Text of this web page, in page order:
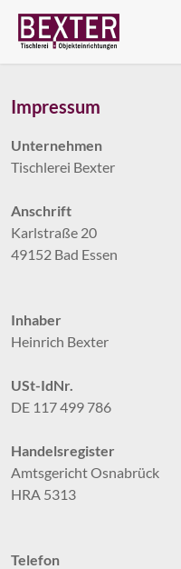
Zum Menü springen
Zur Funktionsleiste
Zum Inhalt springen
Impressum
Unternehmen
Tischlerei Bexter
Anschrift
Karlstraße 20
49152 Bad Essen
Inhaber
Heinrich Bexter
USt-IdNr.
DE 117 499 786
Handelsregister
Amtsgericht Osnabrück
HRA 5313
Telefon